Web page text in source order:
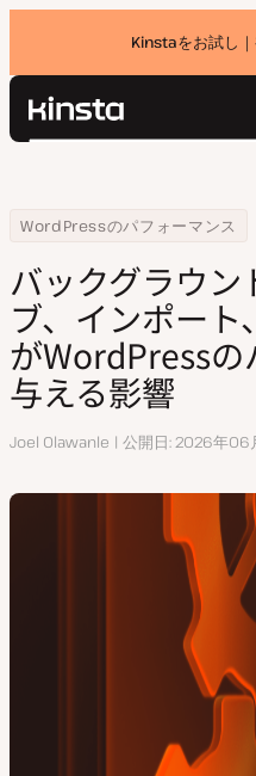
Kinstaをお試し｜
Kinsta®
価格設定
お問い合わせ
検
Home
リソースセンター
WordPressのパフォーマンス
バックグラウンド処理（cronジ
バックグラウ
ブ、インポート
がWordPressの
与える影響
執
Joel Olawanle 公開日 2026年06